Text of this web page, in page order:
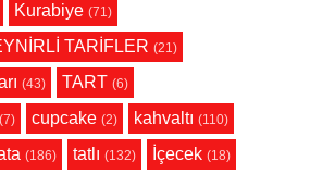
Kurabiye (71)
TARİFLER (21)
(43) TART (6)
(7) cupcake (2) kahvaltı (110)
(186) tatlı (132) İçecek (18)